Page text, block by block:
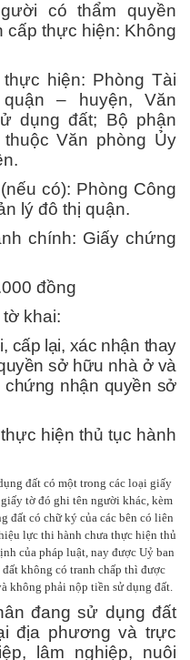
có thẩm quyền
thực hiện: Không
hiện: Phòng Tài
– huyện, Văn
dụng đất; Bộ phận
Văn phòng Ủy
có): Phòng Công
lý đô thị quận.
chính: Giấy chứng
đồng
khai:
cấp lại, xác nhận thay
sở hữu nhà ở và
nhận quyền sở
hiện thủ tục hành
đất có một trong các loại giấy
tờ đó ghi tên người khác, kèm
đất có chữ ký của các bên có liên
lực thi hành chưa thực hiện thủ
của pháp luật, nay được Uỷ ban
không có tranh chấp thì được
không phải nộp tiền sử dụng đất.
đang sử dụng đất
địa phương và trực
lâm nghiệp, nuôi